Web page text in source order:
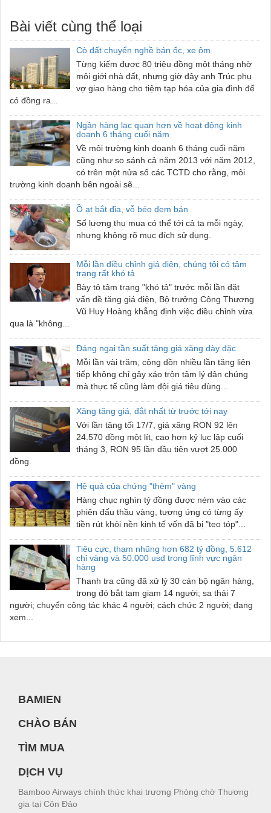
Bài viết cùng thể loại
Cò đất chuyển nghề bán ốc, xe ôm
Từng kiếm được 80 triệu đồng một tháng nhờ
môi giới nhà đất, nhưng giờ đây anh Trúc phụ
vợ giao hàng cho tiệm tạp hóa của gia đình để
có đồng ra...
Ngân hàng lạc quan hơn về hoạt động kinh
doanh 6 tháng cuối năm
Về môi trường kinh doanh 6 tháng cuối năm
cũng như so sánh cả năm 2013 với năm 2012,
có trên một nửa số các TCTD cho rằng, môi
trường kinh doanh bên ngoài sẽ...
Ồ ạt bắt đỉa, vỗ béo đem bán
Số lượng thu mua có thể tới cả tạ mỗi ngày,
nhưng không rõ mục đích sử dụng.
Mỗi lần điều chỉnh giá điện, chúng tôi có tâm
trạng rất khó tả
Bày tỏ tâm trạng "khó tả" trước mỗi lần đặt
vấn đề tăng giá điện, Bộ trưởng Công Thương
Vũ Huy Hoàng khẳng định việc điều chỉnh vừa
qua là "không...
Đáng ngại tần suất tăng giá xăng dày đặc
Mỗi lần vài trăm, cộng dồn nhiều lần tăng liên
tiếp không chỉ gây xáo trộn tâm lý dân chúng
mà thực tế cũng làm đội giá tiêu dùng...
Xăng tăng giá, đắt nhất từ trước tới nay
Với lần tăng tối 17/7, giá xăng RON 92 lên
24.570 đồng một lít, cao hơn kỷ lục lập cuối
tháng 3, RON 95 lần đầu tiên vượt 25.000
đồng.
Hệ quả của chứng "thèm" vàng
Hàng chục nghìn tỷ đồng được ném vào các
phiên đấu thầu vàng, tương ứng có từng ấy
tiền rút khỏi nền kinh tế vốn đã bị "teo tóp"...
Tiêu cực, tham nhũng hơn 682 tỷ đồng, 5.612
chỉ vàng và 50.000 usd trong lĩnh vực ngân
hàng
Thanh tra cũng đã xử lý 30 cán bộ ngân hàng,
trong đó bắt tạm giam 14 người; sa thải 7
người; chuyển công tác khác 4 người; cách chức 2 người; đang
xem...
BAMIEN
CHÀO BÁN
TÌM MUA
DỊCH VỤ
Bamboo Airways chính thức khai trương Phòng chờ Thương
gia tại Côn Đảo